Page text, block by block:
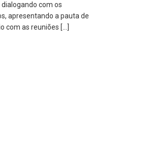
com os
apresentando a pauta de
com as reuniões […]